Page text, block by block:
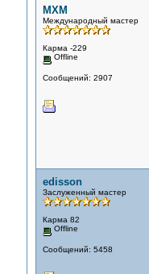
MXM
Международный мастер
Карма -229
Offline
Сообщений: 2907
edisson
Заслуженный мастер
Карма 82
Offline
Сообщений: 5458